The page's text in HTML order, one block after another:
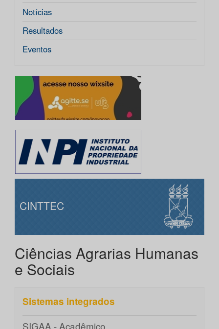
Notícias
Resultados
Eventos
CINTTEC
Ciências Agrarias Humanas
e Sociais
Sistemas integrados
SIGAA - Acadêmico